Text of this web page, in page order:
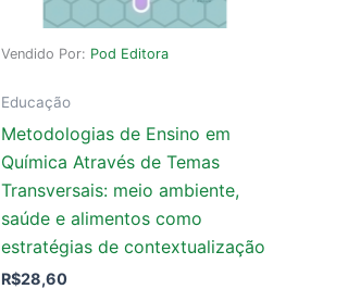
Vendido Por: Pod Editora
Educação
Metodologias de Ensino em
Química Através de Temas
Transversais: meio ambiente,
saúde e alimentos como
estratégias de contextualização
R$28,60